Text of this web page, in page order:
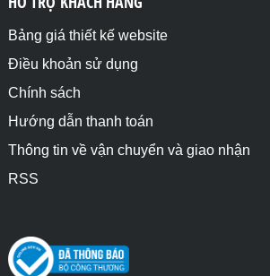
Bảng giá thiết kế website
Điều khoản sử dụng
Chính sách
Hướng dẫn thanh toán
Thông tin về vận chuyển và giao nhận
RSS